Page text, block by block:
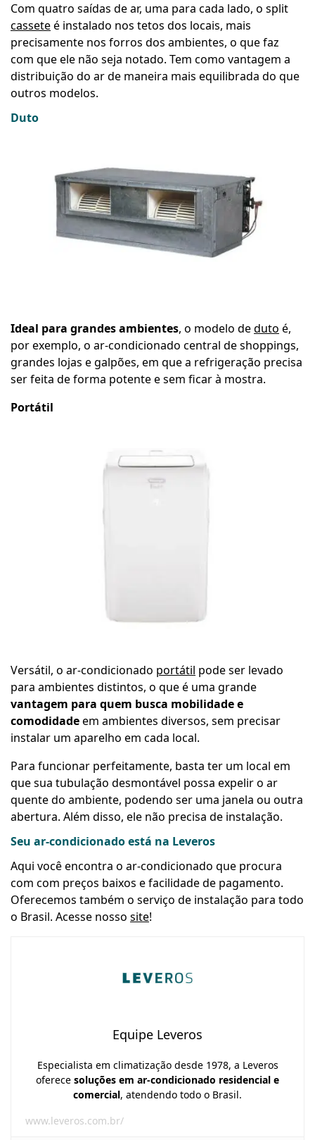
Com quatro saídas de ar, uma para cada lado, o split
casseteé instalado nos tetos dos locais, mais
precisamente nos forros dos ambientes, o que faz
com que ele não seja notado. Tem como vantagem a
distribuição do ar de maneira mais equilibrada do que
outros modelos.
Duto
Ideal para grandes ambientes, o modelo deduto é,
por exemplo, o ar-condicionado central de shoppings,
grandes lojas e galpões, em que a refrigeração precisa
ser feita de forma potente e sem ficar à mostra.
Portátil
Versátil, o ar-condicionado portátil pode ser levado
para ambientes distintos, o que é uma grande
vantagem para quem busca mobilidade e
comodidadeem ambientes diversos, sem precisar
instalar um aparelho em cada local.
Para funcionar perfeitamente, basta ter um local em
que sua tubulação desmontável possa expelir o ar
quente do ambiente, podendo ser uma janela ou outra
abertura. Além disso, ele não precisa de instalação.
Seu ar-condicionado está na Leveros
Aqui você encontra o ar-condicionado que procura
com com preços baixos e facilidade de pagamento.
Oferecemos também o serviço de instalação para todo
o Brasil. Acesse nosso site!
Equipe Leveros
Especialista em climatização desde 1978, a Leveros
oferece soluções em ar-condicionado residencial e
comercial, atendendo todo o Brasil.
www.leveros.com.br/